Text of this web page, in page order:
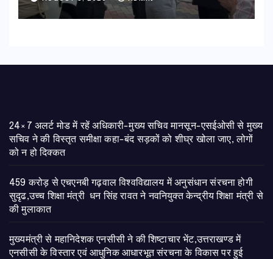
24×7 अलर्ट मोड में रहें अधिकारी-मुख्य सचिव मानसून-एसईओसी से मुख्य
सचिव ने की विस्तृत समीक्षा कहा-बंद सड़कों को शीघ्र खोला जाए, लोगों
को न हो दिक्कत
459 करोड़ से एचएनबी गढ़वाल विश्वविद्यालय में अनुसंधान संरचना होगी
सुदृढ,उच्च शिक्षा मंत्री धन सिंह रावत ने नवनियुक्त केन्द्रीय शिक्षा मंत्री से
की मुलाकात
मुख्यमंत्री से महानिदेशक एनसीसी ने की शिष्टाचार भेंट,उत्तराखण्ड में
एनसीसी के विस्तार एवं आधुनिक आधारभूत संरचना के विकास पर हुई